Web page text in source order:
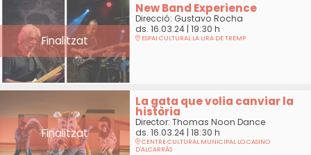
Finalitzat
New Band Experience
Direcció: Gustavo Rocha
ds. 16.03.24| 19:30 h
ESPAI CULTURAL LA LIRA DE TREMP
Finalitzat
La gata que volia canviar la
història
Director: Thomas Noon Dance
ds. 16.03.24| 18:30 h
CENTRE CULTURAL MUNICIPAL LO CASINO
D'ALCARRÀS